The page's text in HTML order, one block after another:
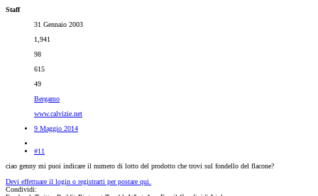
Staff
31 Gennaio 2003
1,941
98
615
49
Bergamo
www.calvizie.net
9 Maggio 2014
#11
ciao genny mi puoi indicare il numero di lotto del prodotto che trovi sul fondello del flacone?
Devi effettuare il login o registrarti per postare qui.
Condividi: